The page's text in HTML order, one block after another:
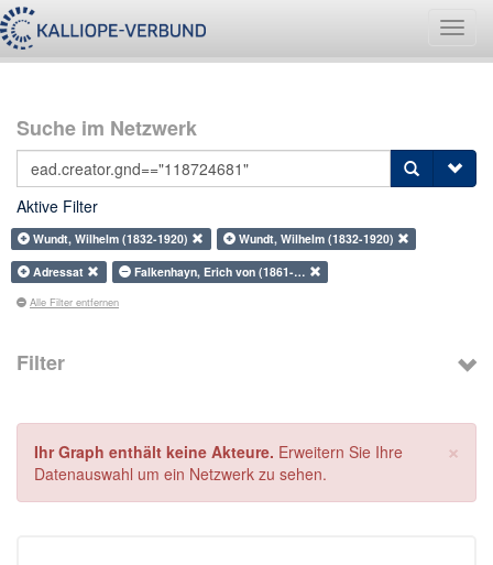
Suche im Netzwerk
Aktive Filter
Wundt, Wilhelm (1832-1920)
Wundt, Wilhelm (1832-1920)
Adressat
Falkenhayn, Erich von (1861-…
Alle Filter entfernen
Filter
×
Ihr Graph enthält keine Akteure. Erweitern Sie Ihre
Datenauswahl um ein Netzwerk zu sehen.